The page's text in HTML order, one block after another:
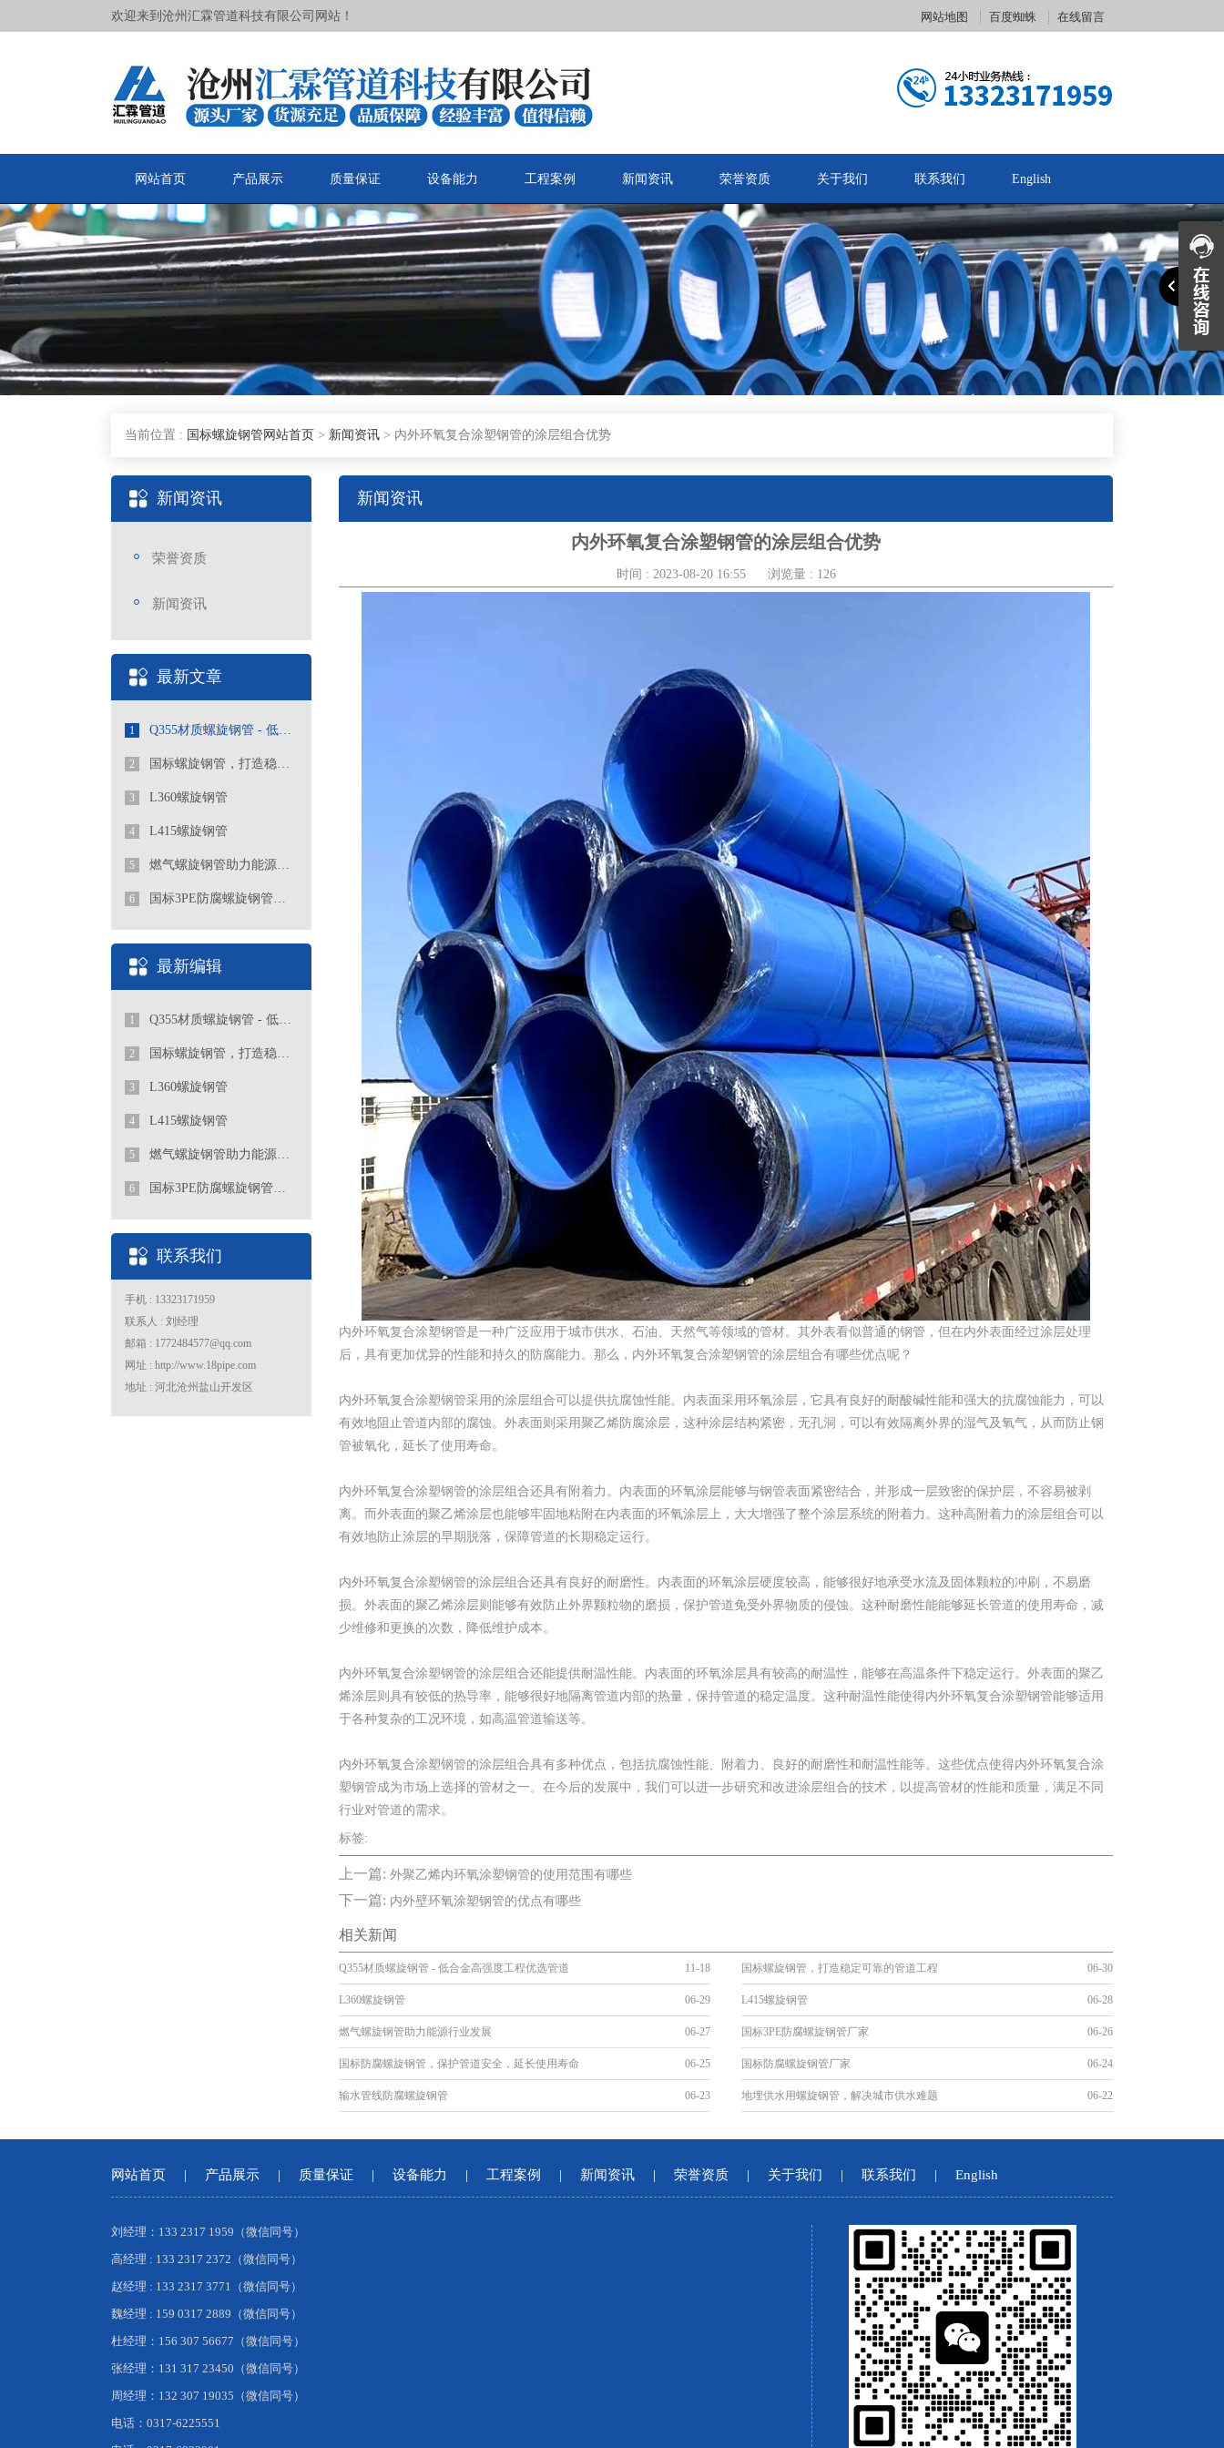
欢迎来到沧州汇霖管道科技有限公司网站！ 网站地图 百度蜘蛛 在线留言
网站首页 产品展示 质量保证 设备能力 工程案例 新闻资讯 荣誉资质 关于我们 联系我们 English
当前位置 : 国标螺旋钢管网站首页 > 新闻资讯 > 内外环氧复合涂塑钢管的涂层组合优势
新闻资讯
荣誉资质
新闻资讯
最新文章
1 Q355材质螺旋钢管 - 低合金高强度工程优选管道
2 国标螺旋钢管，打造稳定可靠的管道工程
3 L360螺旋钢管
4 L415螺旋钢管
5 燃气螺旋钢管助力能源行业发展
6 国标3PE防腐螺旋钢管厂家
最新编辑
1 Q355材质螺旋钢管 - 低合金高强度工程优选管道
2 国标螺旋钢管，打造稳定可靠的管道工程
3 L360螺旋钢管
4 L415螺旋钢管
5 燃气螺旋钢管助力能源行业发展
6 国标3PE防腐螺旋钢管厂家
联系我们
手机 : 13323171959
联系人 : 刘经理
邮箱 : 1772484577@qq.com
网址 : http://www.18pipe.com
地址 : 河北沧州盐山开发区
新闻资讯
内外环氧复合涂塑钢管的涂层组合优势
时间 : 2023-08-20 16:55 浏览量 : 126
内外环氧复合涂塑钢管是一种广泛应用于城市供水、石油、天然气等领域的管材。其外表看似普通的钢管，但在内外表面经过涂层处理
后，具有更加优异的性能和持久的防腐能力。那么，内外环氧复合涂塑钢管的涂层组合有哪些优点呢？
内外环氧复合涂塑钢管采用的涂层组合可以提供抗腐蚀性能。内表面采用环氧涂层，它具有良好的耐酸碱性能和强大的抗腐蚀能力，可以
有效地阻止管道内部的腐蚀。外表面则采用聚乙烯防腐涂层，这种涂层结构紧密，无孔洞，可以有效隔离外界的湿气及氧气，从而防止钢
管被氧化，延长了使用寿命。
内外环氧复合涂塑钢管的涂层组合还具有附着力。内表面的环氧涂层能够与钢管表面紧密结合，并形成一层致密的保护层，不容易被剥
离。而外表面的聚乙烯涂层也能够牢固地粘附在内表面的环氧涂层上，大大增强了整个涂层系统的附着力。这种高附着力的涂层组合可以
有效地防止涂层的早期脱落，保障管道的长期稳定运行。
内外环氧复合涂塑钢管的涂层组合还具有良好的耐磨性。内表面的环氧涂层硬度较高，能够很好地承受水流及固体颗粒的冲刷，不易磨
损。外表面的聚乙烯涂层则能够有效防止外界颗粒物的磨损，保护管道免受外界物质的侵蚀。这种耐磨性能能够延长管道的使用寿命，减
少维修和更换的次数，降低维护成本。
内外环氧复合涂塑钢管的涂层组合还能提供耐温性能。内表面的环氧涂层具有较高的耐温性，能够在高温条件下稳定运行。外表面的聚乙
烯涂层则具有较低的热导率，能够很好地隔离管道内部的热量，保持管道的稳定温度。这种耐温性能使得内外环氧复合涂塑钢管能够适用
于各种复杂的工况环境，如高温管道输送等。
内外环氧复合涂塑钢管的涂层组合具有多种优点，包括抗腐蚀性能、附着力、良好的耐磨性和耐温性能等。这些优点使得内外环氧复合涂
塑钢管成为市场上选择的管材之一。在今后的发展中，我们可以进一步研究和改进涂层组合的技术，以提高管材的性能和质量，满足不同
行业对管道的需求。
标签:
上一篇: 外聚乙烯内环氧涂塑钢管的使用范围有哪些
下一篇: 内外壁环氧涂塑钢管的优点有哪些
相关新闻
Q355材质螺旋钢管 - 低合金高强度工程优选管道 11-18 国标螺旋钢管，打造稳定可靠的管道工程 06-30
L360螺旋钢管 06-29 L415螺旋钢管 06-28
燃气螺旋钢管助力能源行业发展 06-27 国标3PE防腐螺旋钢管厂家 06-26
国标防腐螺旋钢管，保护管道安全，延长使用寿命 06-25 国标防腐螺旋钢管厂家 06-24
输水管线防腐螺旋钢管 06-23 地埋供水用螺旋钢管，解决城市供水难题 06-22
网站首页 | 产品展示 | 质量保证 | 设备能力 | 工程案例 | 新闻资讯 | 荣誉资质 | 关于我们 | 联系我们 | English
刘经理：133 2317 1959（微信同号）
高经理 : 133 2317 2372（微信同号）
赵经理 : 133 2317 3771（微信同号）
魏经理 : 159 0317 2889（微信同号）
杜经理：156 307 56677（微信同号）
张经理：131 317 23450（微信同号）
周经理：132 307 19035（微信同号）
电话：0317-6225551